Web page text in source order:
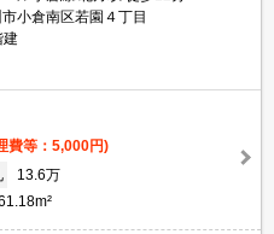
小倉南区若園４丁目
建
費等：5,000円)
13.6万